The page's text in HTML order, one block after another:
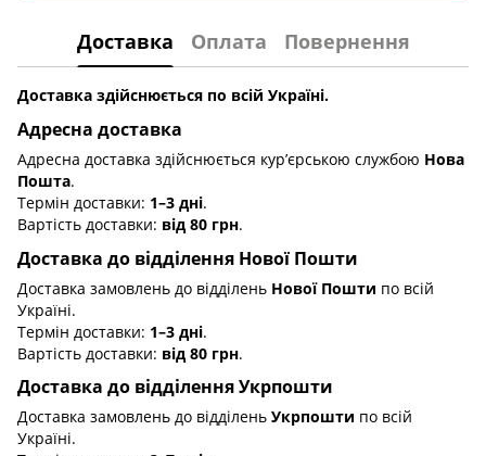
Доставка Оплата Повернення
Доставка здійснюється по всій Україні.
Адресна доставка
Адресна доставка здійснюється кур’єрською службою Нова
Пошта.
Термін доставки: 1–3 дні.
Вартість доставки: від 80 грн.
Доставка до відділення Нової Пошти
Доставка замовлень до відділень Нової Пошти по всій
Україні.
Термін доставки: 1–3 дні.
Вартість доставки: від 80 грн.
Доставка до відділення Укрпошти
Доставка замовлень до відділень Укрпошти по всій
Україні.